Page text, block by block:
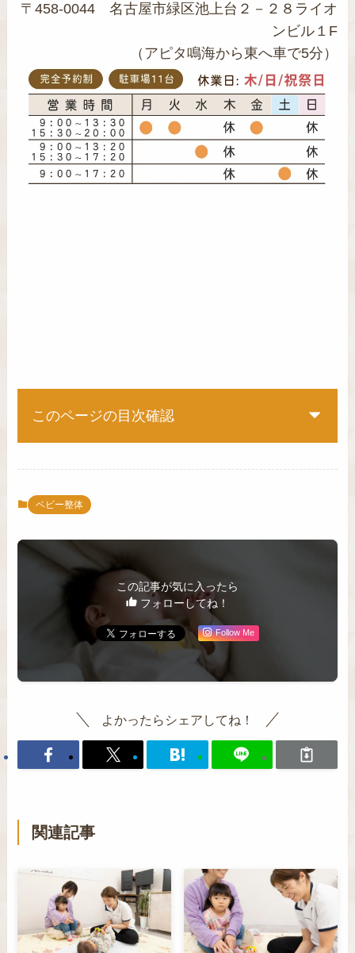
〒458-0044 名古屋市緑区池上台２－２８ライオ
ンビル１F
（アピタ鳴海から東へ車で5分）
このページの目次確認
ベビー整体
この記事が気に入ったら
フォローしてね！
Follow Me
よかったらシェアしてね！
関連記事